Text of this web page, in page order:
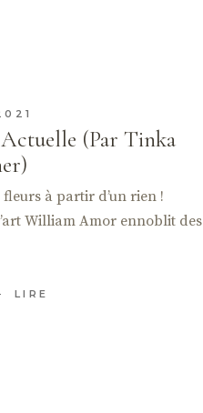
(Par Tinka
à partir d’un rien !
William Amor ennoblit des
LIRE